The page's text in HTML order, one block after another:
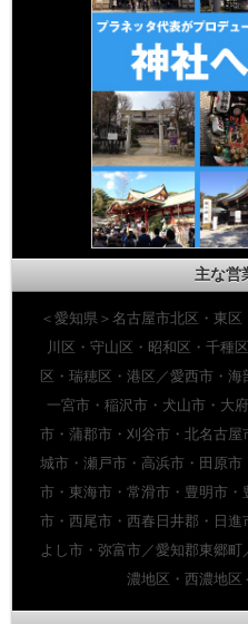
主な営
＜愛知県＞名古屋市北区・東
川区・守山区・昭和区・千種
区・瑞穂区・港区／愛西市・
一宮市・稲沢市・犬山市・大
市・蒲郡市・刈谷市・北名古
城市・瀬戸市・高浜市・田原
市・東海市・常滑市・豊明市
市・西尾市・西春日井郡・日
よし市・弥富市／愛知郡東郷
濃地区・西濃地区